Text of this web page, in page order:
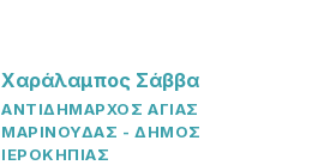
Χαράλαμπος Σάββα
ΑΝΤΙΔΗΜΑΡΧΟΣ ΑΓΙΑΣ
ΜΑΡΙΝΟΥΔΑΣ - ΔΗΜΟΣ
ΙΕΡΟΚΗΠΙΑΣ